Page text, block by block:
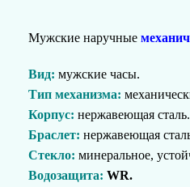
Мужские наручные
Вид: мужские часы.
Тип механизма:
Корпус: нержавеющая сталь.
Браслет: нержавеющая
Стекло: минеральное,
Водозащита: WR.